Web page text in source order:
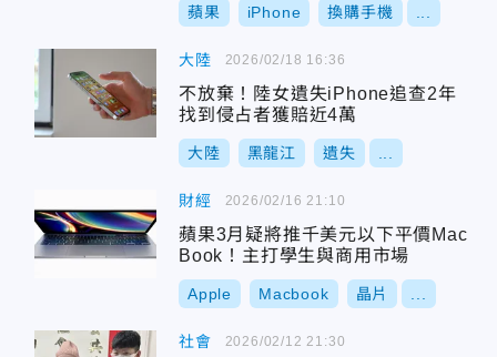
蘋果 iPhone 換購手機
大陸
不放棄！陸女遺失iPhone追查2年
找到侵占者獲賠近4萬
大陸 黑龍江 遺失
2026/02/18 16:36
財經
蘋果3月疑將推千美元以下平價Mac
Book！主打學生與商用市場
Apple Macbook 晶片
2026/02/16 21:10
社會 2026/02/12 21:30